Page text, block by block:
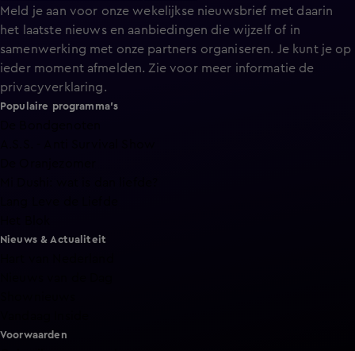
Meld je aan voor onze wekelijkse nieuwsbrief met daarin
het laatste nieuws en aanbiedingen die wijzelf of in
samenwerking met onze partners organiseren. Je kunt je op
ieder moment afmelden. Zie voor meer informatie de
privacyverklaring.
Populaire programma's
Nieuws & Actualiteit
Voorwaarden